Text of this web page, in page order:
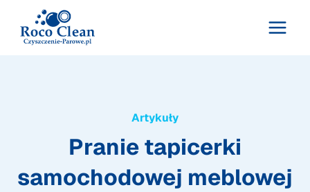
treści
Artykuły
Pranie tapicerki
samochodowej meblowej